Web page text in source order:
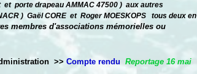
et porte drapeau AMMAC 47500 ) aux autres
) Gaël CORE et Roger MOESKOPS tous deux en
membres d'associations mémorielles ou
>> Compte rendu Reportage 16 mai